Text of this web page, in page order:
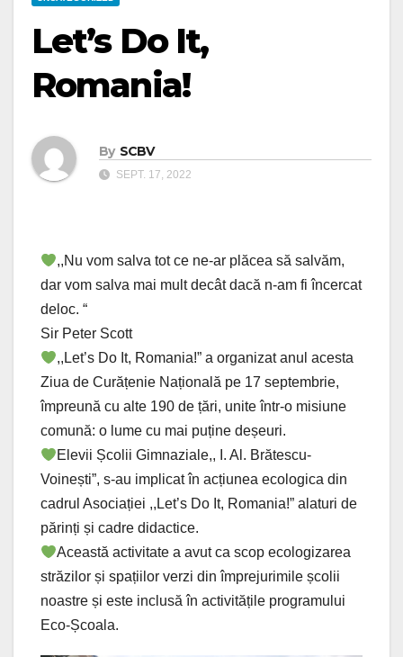
Let’s Do It,
Romania!
By SCBV
SEPT. 17, 2022
,,Nu vom salva tot ce ne-ar plăcea să salvăm,
dar vom salva mai mult decât dacă n-am fi încercat
deloc. “
Sir Peter Scott
,,Let’s Do It, Romania!” a organizat anul acesta
Ziua de Curățenie Națională pe 17 septembrie,
împreună cu alte 190 de țări, unite într-o misiune
comună: o lume cu mai puține deșeuri.
Elevii Școlii Gimnaziale,, I. Al. Brătescu-
Voinești”, s-au implicat în acțiunea ecologica din
cadrul Asociației ,,Let’s Do It, Romania!” alaturi de
părinți și cadre didactice.
Această activitate a avut ca scop ecologizarea
străzilor și spațiilor verzi din împrejurimile școlii
noastre și este inclusă în activitățile programului
Eco-Școala.